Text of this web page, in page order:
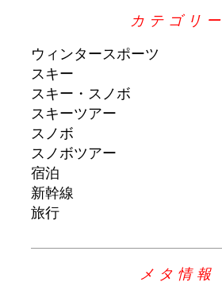
カテゴリー
ウィンタースポーツ
スキー
スキー・スノボ
スキーツアー
スノボ
スノボツアー
宿泊
新幹線
旅行
メタ情報